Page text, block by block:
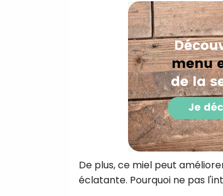
De plus, ce miel peut
éclatante. Pourquoi ne pas